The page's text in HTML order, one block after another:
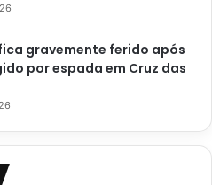
gravemente ferido após
por espada em Cruz das